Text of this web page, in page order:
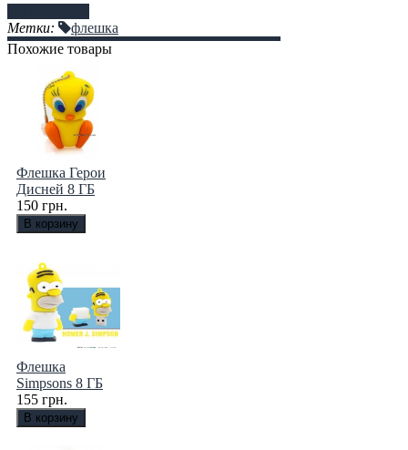
Метки:
флешка
Похожие товары
Флешка Герои
Дисней 8 ГБ
150 грн.
Флешка
Simpsons 8 ГБ
155 грн.